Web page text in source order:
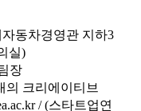
동차경영관 지하3
실)
장
의 크리에이티브
/ (스타트업연